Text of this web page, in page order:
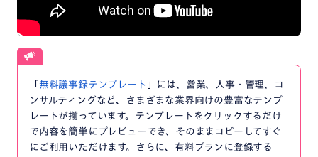
「 無料議事録テンプレート 」には、営業、人事・管理、コ
ンサルティングなど、さまざまな業界向けの豊富なテンプ
レートが揃っています。テンプレートをクリックするだけ
で内容を簡単にプレビューでき、そのままコピーしてすぐ
にご利用いただけます。さらに、有料プランに登録する